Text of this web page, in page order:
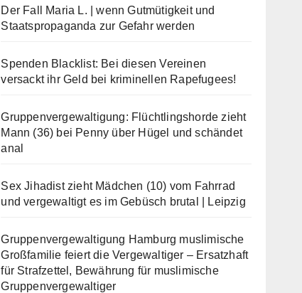
Der Fall Maria L. | wenn Gutmütigkeit und
Staatspropaganda zur Gefahr werden
Spenden Blacklist: Bei diesen Vereinen
versackt ihr Geld bei kriminellen Rapefugees!
Gruppenvergewaltigung: Flüchtlingshorde zieht
Mann (36) bei Penny über Hügel und schändet
anal
Sex Jihadist zieht Mädchen (10) vom Fahrrad
und vergewaltigt es im Gebüsch brutal | Leipzig
Gruppenvergewaltigung Hamburg muslimische
Großfamilie feiert die Vergewaltiger – Ersatzhaft
für Strafzettel, Bewährung für muslimische
Gruppenvergewaltiger